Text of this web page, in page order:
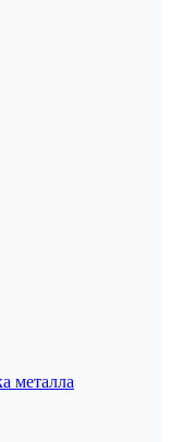
металла